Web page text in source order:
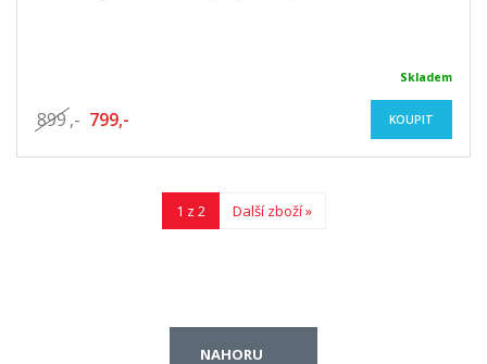
Skladem
899 ,- 799,- KOUPIT
1 z 2 Další zboží »
NAHORU